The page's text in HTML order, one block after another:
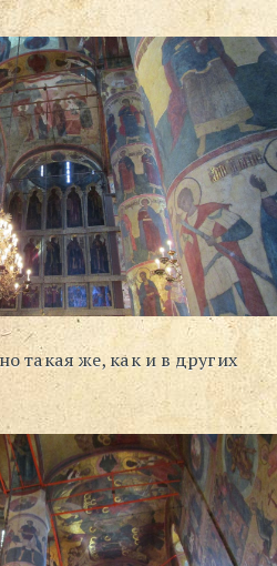
такая же, как и в других